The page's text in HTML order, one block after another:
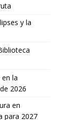
y la
la
2026
en
para 2027